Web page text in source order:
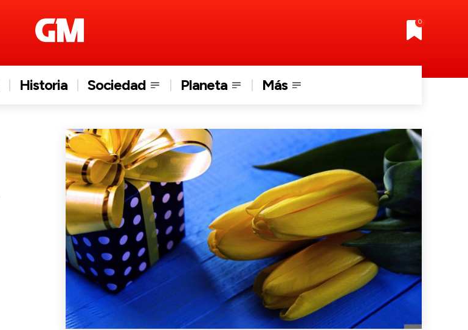
0
Historia Sociedad Planeta Más